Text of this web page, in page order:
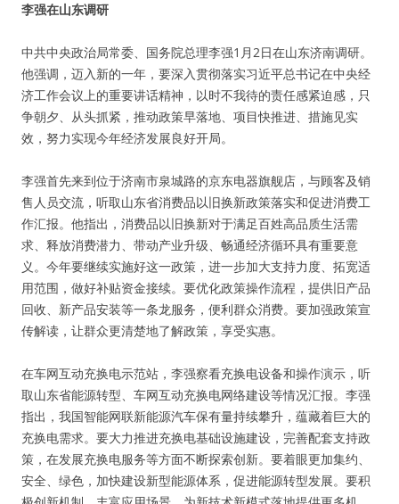
李强在山东调研
中共中央政治局常委、国务院总理李强1月2日在山东济南调研。
他强调，迈入新的一年，要深入贯彻落实习近平总书记在中央经
济工作会议上的重要讲话精神，以时不我待的责任感紧迫感，只
争朝夕、从头抓紧，推动政策早落地、项目快推进、措施见实
效，努力实现今年经济发展良好开局。
李强首先来到位于济南市泉城路的京东电器旗舰店，与顾客及销
售人员交流，听取山东省消费品以旧换新政策落实和促进消费工
作汇报。他指出，消费品以旧换新对于满足百姓高品质生活需
求、释放消费潜力、带动产业升级、畅通经济循环具有重要意
义。今年要继续实施好这一政策，进一步加大支持力度、拓宽适
用范围，做好补贴资金接续。要优化政策操作流程，提供旧产品
回收、新产品安装等一条龙服务，便利群众消费。要加强政策宣
传解读，让群众更清楚地了解政策，享受实惠。
在车网互动充换电示范站，李强察看充换电设备和操作演示，听
取山东省能源转型、车网互动充换电网络建设等情况汇报。李强
指出，我国智能网联新能源汽车保有量持续攀升，蕴藏着巨大的
充换电需求。要大力推进充换电基础设施建设，完善配套支持政
策，在发展充换电服务等方面不断探索创新。要着眼更加集约、
安全、绿色，加快建设新型能源体系，促进能源转型发展。要积